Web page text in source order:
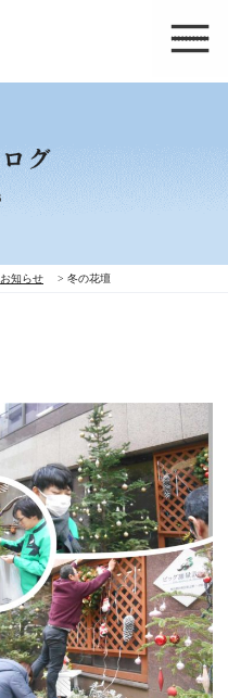
お知らせ > 冬の花壇